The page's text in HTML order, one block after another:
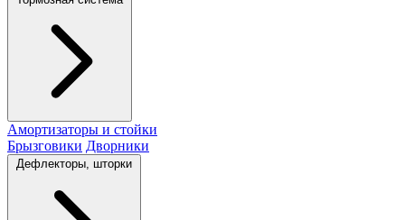
Амортизаторы и стойки
Брызговики Дворники
Дефлекторы, шторки